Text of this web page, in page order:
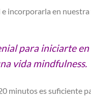
incorporarla en
para iniciarte
vida mindfulness.
minutos es suficiente